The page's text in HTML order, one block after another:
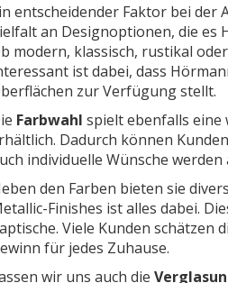
entscheidender Faktor bei der
an Designoptionen, die es
modern, klassisch, rustikal
ist dabei, dass
zur Verfügung stellt.
Farbwahl spielt ebenfalls eine
Dadurch können
individuelle Wünsche
den Farben bieten sie
Finishes ist alles dabei.
Viele Kunden schätzen
für jedes Zuhause.
wir uns auch die